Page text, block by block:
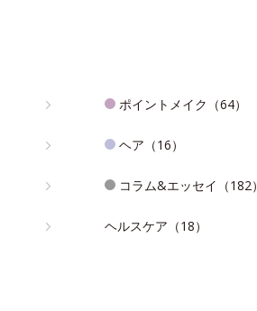
ポイントメイク（64）
ヘア（16）
コラム&エッセイ（182）
ヘルスケア（18）